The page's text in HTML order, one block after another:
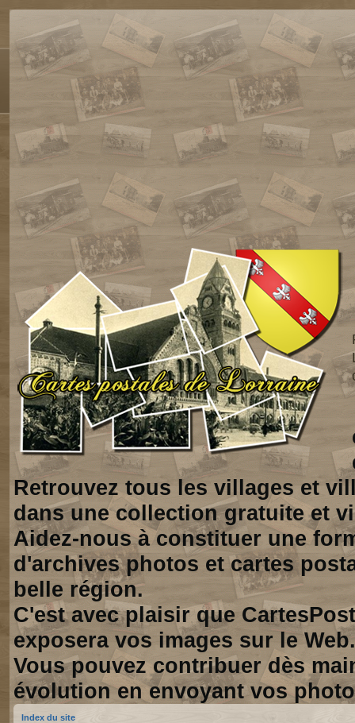
Retrouvez tous les villages et
dans une collection gratuite et
Aidez-nous à constituer une
d'archives photos et cartes
belle région.
C'est avec plaisir que
exposera vos images sur le Web.
Vous pouvez contribuer dès
évolution en envoyant vos
Index du site